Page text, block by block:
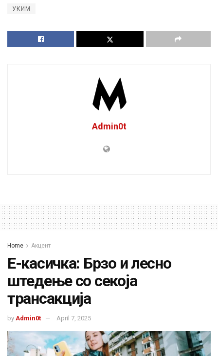
УКИМ
Admin0t
Home Акцент
Е-касичка: Брзо и лесно
штедење со секоја
трансакција
by Admin0t April 7, 2025